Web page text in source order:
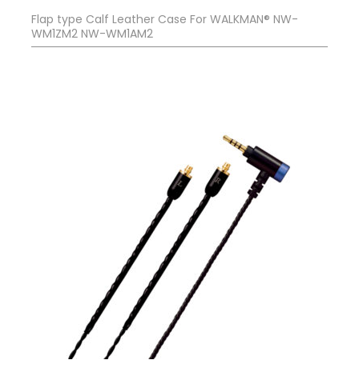
Flap type Calf Leather Case For WALKMAN® NW-
WM1ZM2 NW-WM1AM2